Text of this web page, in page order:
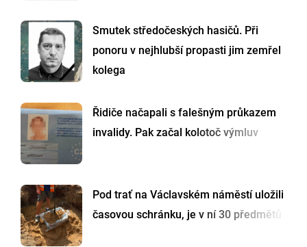
Smutek středočeských hasičů. Při
ponoru v nejhlubší propasti jim zemřel
kolega
Řidiče načapali s falešným průkazem
invalidy. Pak začal kolotoč výmluv
Pod trať na Václavském náměstí uložili
časovou schránku, je v ní 30 předmětů